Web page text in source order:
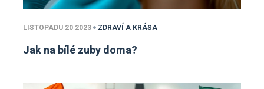
LISTOPADU 20 2023 ZDRAVÍ A KRÁSA
Jak na bílé zuby doma?